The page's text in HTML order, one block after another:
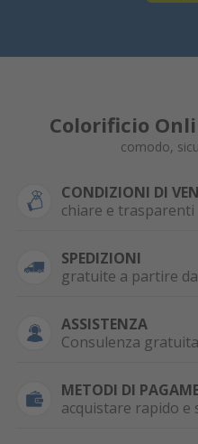
Colorificio
comodo,
CONDIZIONI DI
chiare e trasparenti
SPEDIZIONI
gratuite a partire
ASSISTENZA
Consulenza
METODI DI
acquistare rapido e